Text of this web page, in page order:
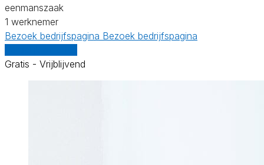
eenmanszaak
1 werknemer
Bezoek bedrijfspagina Bezoek bedrijfspagina
Gratis - Vrijblijvend